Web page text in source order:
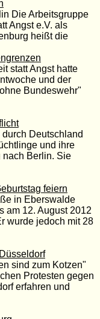
Die Arbeitsgruppe
Angst e.V. als
heißt die
statt Angst hatte
und der
Bundeswehr"
Deutschland
und ihre
nach Berlin. Sie
feiern
in Eberswalde
am 12. August 2012
wurde jedoch mit 28
sind zum Kotzen"
Protesten gegen
erfahren und